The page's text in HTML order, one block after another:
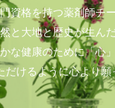
資格を持つ薬剤師チ
と大地と歴史が生ん
な健康のために「心
だけるように心より